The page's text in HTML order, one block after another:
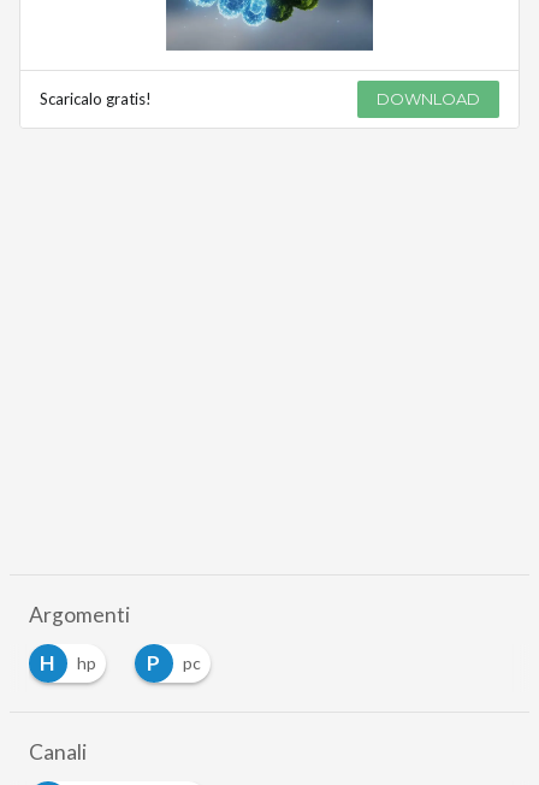
Scaricalo gratis! DOWNLOAD
Argomenti
H
hp P pc
Canali